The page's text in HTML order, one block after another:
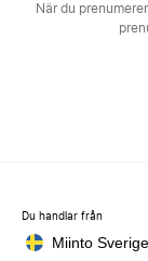
När du
Du handlar från
Miinto Sverige